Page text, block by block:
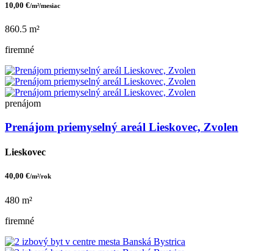
10,00 €/m²/mesiac
860.5 m²
firemné
prenájom
Prenájom priemyselný areál Lieskovec, Zvolen
Lieskovec
40,00 €/m²/rok
480 m²
firemné